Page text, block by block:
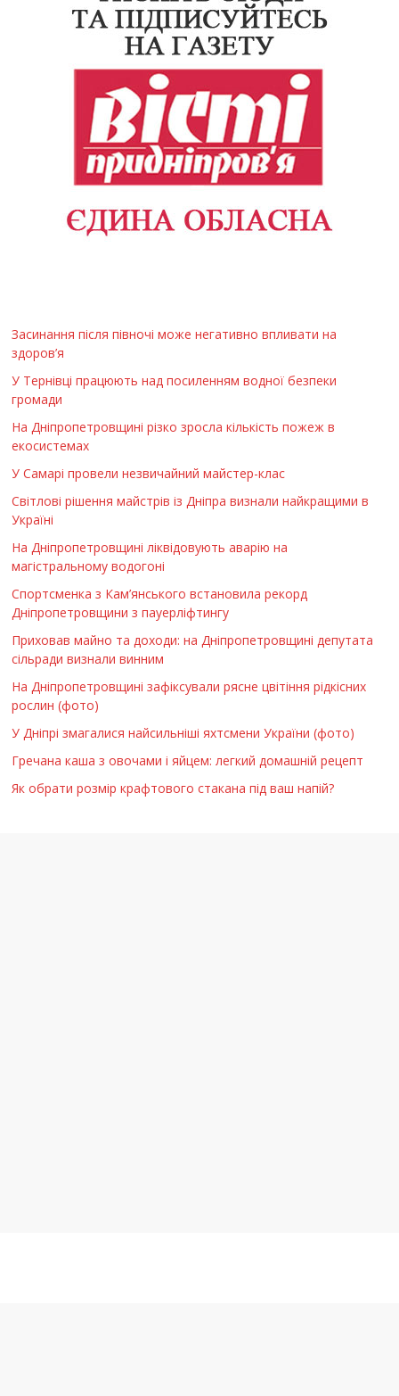
Засинання після півночі може негативно впливати на
здоров’я
У Тернівці працюють над посиленням водної безпеки
громади
На Дніпропетровщині різко зросла кількість пожеж в
екосистемах
У Самарі провели незвичайний майстер-клас
Світлові рішення майстрів із Дніпра визнали найкращими в
Україні
На Дніпропетровщині ліквідовують аварію на
магістральному водогоні
Спортсменка з Кам’янського встановила рекорд
Дніпропетровщини з пауерліфтингу
Приховав майно та доходи: на Дніпропетровщині депутата
сільради визнали винним
На Дніпропетровщині зафіксували рясне цвітіння рідкісних
рослин (фото)
У Дніпрі змагалися найсильніші яхтсмени України (фото)
Гречана каша з овочами і яйцем: легкий домашній рецепт
Як обрати розмір крафтового стакана під ваш напій?